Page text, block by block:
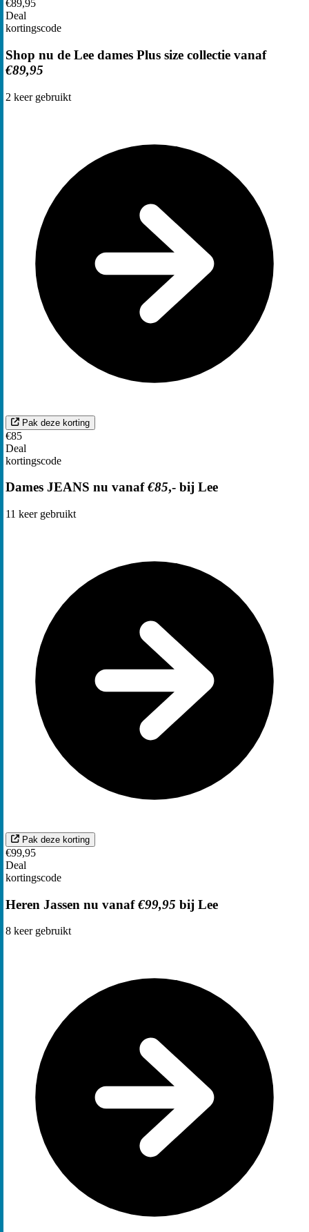
€89,95
Deal
kortingscode
Shop nu de Lee dames Plus size collectie vanaf
€89,95
2 keer gebruikt
Pak deze korting
€85
Deal
kortingscode
Dames JEANS nu vanaf€85,- bij Lee
11 keer gebruikt
Pak deze korting
€99,95
Deal
kortingscode
Heren Jassen nu vanaf€99,95 bij Lee
8 keer gebruikt